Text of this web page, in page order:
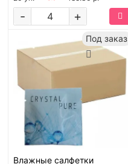
+
-
Под заказ
Влажные салфетки